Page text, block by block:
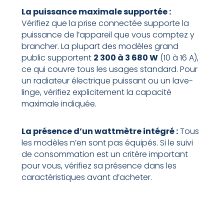
La puissance maximale supportée :
Vérifiez que la prise connectée supporte la
puissance de l’appareil que vous comptez y
brancher. La plupart des modèles grand
public supportent 2 300 à 3 680 W(10 à 16 A),
ce qui couvre tous les usages standard. Pour
un radiateur électrique puissant ou un lave-
linge, vérifiez explicitement la capacité
maximale indiquée.
La présence d’un wattmètre intégré :Tous
les modèles n’en sont pas équipés. Si le suivi
de consommation est un critère important
pour vous, vérifiez sa présence dans les
caractéristiques avant d’acheter.